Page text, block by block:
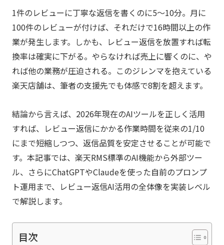
1件のレビューに丁寧な返信を書くのに5〜10分。月に
100件のレビューが付けば、それだけで16時間以上の作
業が発生します。しかも、レビュー返信を放置すれば転
換率は確実に下がる。やらなければ売上に響くのに、や
れば他の業務が圧迫される。このジレンマを抱えている
楽天店舗は、筆者の支援先でも体感で8割を超えます。
結論から言えば、2026年現在のAIツールを正しく活用
すれば、レビュー返信にかかる作業時間を従来の1/10
にまで短縮しつつ、返信品質を安定させることが可能で
す。本記事では、楽天RMS標準のAI機能から外部ツー
ル、さらにChatGPTやClaudeを使った自前のプロンプ
ト運用まで、レビュー返信AI活用の全体像を実装レベル
で解説します。
目次